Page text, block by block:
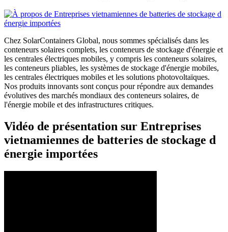
Chez SolarContainers Global, nous sommes spécialisés dans les
conteneurs solaires complets, les conteneurs de stockage d'énergie et
les centrales électriques mobiles, y compris les conteneurs solaires,
les conteneurs pliables, les systèmes de stockage d'énergie mobiles,
les centrales électriques mobiles et les solutions photovoltaïques.
Nos produits innovants sont conçus pour répondre aux demandes
évolutives des marchés mondiaux des conteneurs solaires, de
l'énergie mobile et des infrastructures critiques.
Vidéo de présentation sur Entreprises
vietnamiennes de batteries de stockage d
énergie importées